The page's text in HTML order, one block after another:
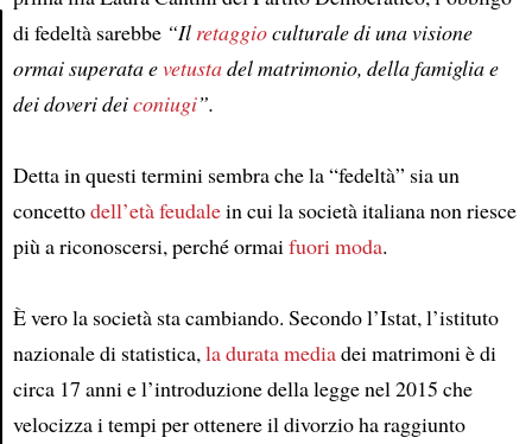
Article
di fedeltà sarebbe “Il retaggioculturale di una visione
ormai superata evetustadel matrimonio, della famiglia e
dei doveri deiconiugi”.
Detta in questi termini sembra che la “fedeltà” sia un
concettodell’età feudalein cui la società italiana non riesce
più a riconoscersi, perché ormaifuori moda.
È vero la società sta cambiando. Secondo l’Istat, l’istituto
nazionale di statistica,la durata mediadei matrimoni è di
circa 17 anni e l’introduzione della legge nel 2015 che
velocizza i tempi per ottenere il divorzio ha raggiunto